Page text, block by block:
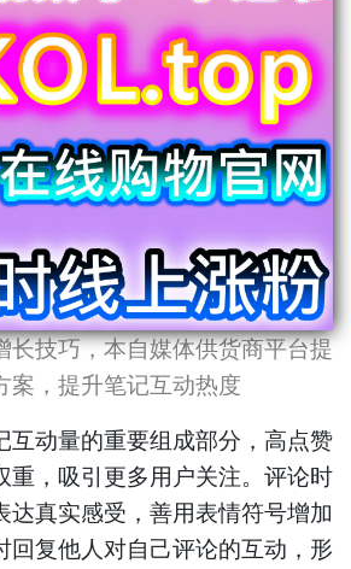
长技巧，本自媒体供货商平台提
案，提升笔记互动热度
互动量的重要组成部分，高点赞
重，吸引更多用户关注。评论时
达真实感受，善用表情符号增加
回复他人对自己评论的互动，形